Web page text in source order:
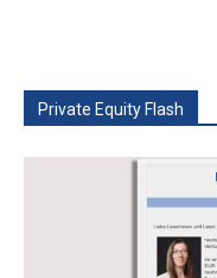
Private Equity Flash